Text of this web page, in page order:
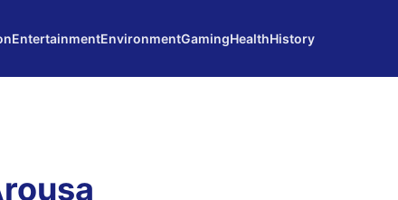
EntertainmentEnvironmentGamingHealthHistory